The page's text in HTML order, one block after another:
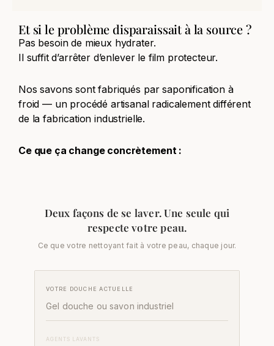
Et si le problème disparaissait à la source ?
Pas besoin de mieux hydrater.
Il suffit d’arrêter d’enlever le film protecteur.
Nos savons sont fabriqués par saponification à
froid — un procédé artisanal radicalement différent
de la fabrication industrielle.
Ce que ça change concrètement :
Deux façons de se laver. Une seule qui
respecte votre peau.
Ce que votre nettoyant fait à votre peau, chaque jour.
VOTRE DOUCHE ACTUELLE
Gel douche ou savon industriel
AGENTS LAVANTS